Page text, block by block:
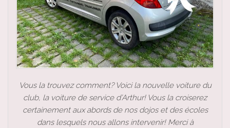
Vous la trouvez comment? Voici la nouvelle voiture du
club, la voiture de service d’Arthur! Vous la croiserez
certainement aux abords de nos dojos et des écoles
dans lesquels nous allons intervenir! Merci à